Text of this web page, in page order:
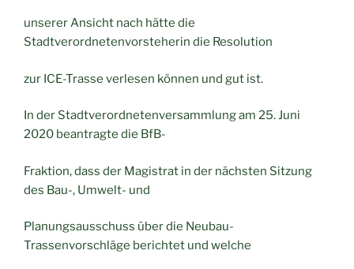
unserer Ansicht nach hätte die
Stadtverordnetenvorsteherin die Resolution
zur ICE-Trasse verlesen können und gut ist.
In der Stadtverordnetenversammlung am 25. Juni
2020 beantragte die BfB-
Fraktion, dass der Magistrat in der nächsten Sitzung
des Bau-, Umwelt- und
Planungsausschuss über die Neubau-
Trassenvorschläge berichtet und welche